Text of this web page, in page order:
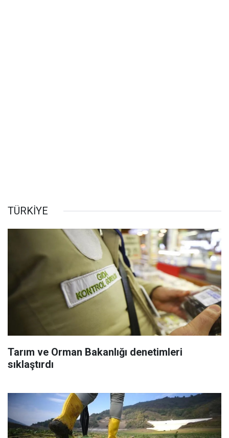
TÜRKİYE
Tarım ve Orman Bakanlığı denetimleri
sıklaştırdı